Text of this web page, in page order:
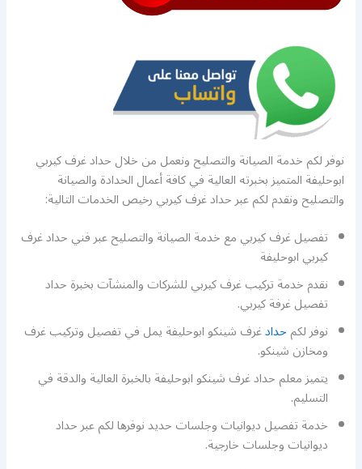
نوفر لكم خدمة الصيانة والتصليح ونعمل من خلال حداد غرف كيربي
ابوحليفة المتميز بخبرته العالية في كافة أعمال الحدادة والصيانة
والتصليح ونقدم لكم عبر حداد غرف كيربي رخيص الخدمات التالية:
تفصيل غرف كيربي مع خدمة الصيانة والتصليح عبر فني حداد غرف
كيربي ابوحليفة
نقدم خدمة تركيب غرف كيربي للشركات والمنشآت بخبرة حداد
تفصيل غرفة كيربي.
نوفر لكمحدادغرف شينكو ابوحليفة يمل في تفصيل وتركيب غرف
ومخازن شينكو.
يتميز معلم حداد غرف شينكو ابوحليفة بالخبرة العالية والدقة في
التسليم.
خدمة تفصيل ديوانيات وجلسات حديد نوفرها لكم عبر حداد
ديوانيات وجلسات خارجية.